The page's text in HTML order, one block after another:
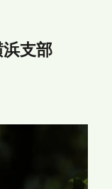
支部